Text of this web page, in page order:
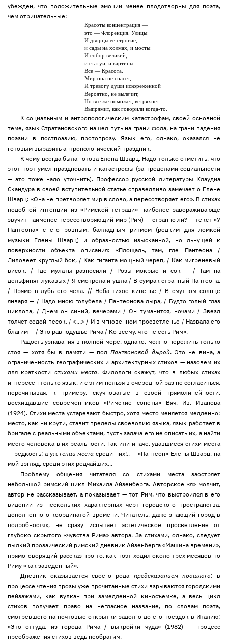
убежден, что положительные эмоции менее плодотворны для поэта,
чем отрицательные:
Красоты концентрация —
это — Флоренция. Улицы
И дворцы ее строгие,
и сады на холмах, и мосты
И собор великий,
и статуи, и картины
Все — Красота.
Мир она не спасет,
И тревогу души искореженной
Вероятно, не вылечит,
Но все же поможет, встряхнет...
Выпрямит, как говорили когда-то.
К социальным и антропологическим катастрофам, своей основной
теме, язык Стратановского нашел путь на грани фола, на грани падения
поэзии в постпоэзию, протопрозу. Язык его, однако, оказался не
готовым выразить антропологический праздник.
К чему всегда была готова Елена Шварц. Надо только отметить, что
этот поэт умел праздновать и катастрофы (за пределами социальности
— это тоже надо уточнить). Профессор русской литературы Клаудиа
Скандура в своей вступительной статье справедливо замечает о Елене
Шварц: «Она не претворяет мир в слово, а пересотворяет его». В стихах
подобной интенции из «Римской тетради» наиболее завораживающе
звучит наименее пересотворяющий мир (Рим) — странно ли? — текст «У
Пантеона» с его ровным, балладным ритмом (редким для ломкой
музыки Елены Шварц) и образностью изысканной, но льнущей к
поверхности объекта описания: «Площадь, там, где Пантеона /
Лиловеет круглый бок, / Как гиганта мощный череп, / Как мигреневый
висок. / Где мулаты разносили / Розы мокрые и сок — / Там на
дельфинят лукавых / Я смотрела и ушла / В сумрак странный Пантеона,
/ Прямо вглубь его чела. // Неба тихое кипенье / В смутном солнце
января — / Надо мною голубела / Пантеонова дыра, / Будто голый глаз
циклопа, / Днем он синий, вечерами / Он туманится, ночами / Звезд
толчет седой песок. / <...> / И в мгновенном просветленье / Назвала его
благим — / Это равнодушье Рима / Ко всему, что не есть Рим».
Радость узнавания в полной мере, однако, можно пережить только
стоя — хотя бы в памяти — подПантеоновой дырой. Это не вина, а
ограниченность географических и архитектурных стихов — назовем их
для краткости стихами места. Филологи скажут, что в любых стихах
интересен только язык, и с этим нельзя в очередной раз не согласиться,
перечитывая, к примеру, скучноватые в своей прямолинейности,
восхищавшие современников «Римские сонеты» Вяч. Ив. Иванова
(1924). Стихи места устаревают быстро, хотя место меняется медленно:
место, как ни крути, ставит пределы своеволию языка, язык работает в
бригаде с реальными объектами, пусть задача его не описать их, а найти
место человека в их реальности. Так или иначе, удавшиеся стихи места
— редкость; а уж гении места среди них!.. — «Пантеон» Елены Шварц, на
мой взгляд, среди этих редчайших...
Проблему общения читателя со стихами места заостряет
небольшой римский цикл Михаила Айзенберга. Авторское «я» молчит,
автор не рассказывает, а показывает — тот Рим, что выстроился в его
видении из нескольких характерных черт городского пространства,
дополненного координатой времени. Читатель, даже знающий город в
подробностях, не сразу испытает эстетическое просветление от
глубоко скрытого «чувства Рима» автора. За стихами, однако, следует
пылкий прозаический римский дневник Айзенберга «Машина времени»,
прямоговорящий рассказ про то, как поэт ходил около трех месяцев по
Риму «как заведенный».
Дневник оказывается своего рода предсказанием прошлого: в
процессе чтения прозы уже прочитанные стихи взрываются городскими
пейзажами, как вулкан при замедленной киносъемке, а весь цикл
стихов получает право на негласное название, по словам поэта,
смотревшего на почтовые открытки задолго до его поездок в Италию:
«Это оттуда, из города Рима / выкройки чуда» (1982) — процесс
преображения стихов ведь необратим.